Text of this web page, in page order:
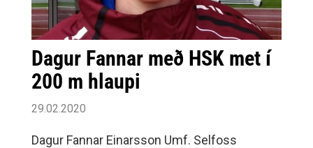
Dagur Fannar með HSK met í
200 m hlaupi
29.02.2020
Dagur Fannar Einarsson Umf. Selfoss